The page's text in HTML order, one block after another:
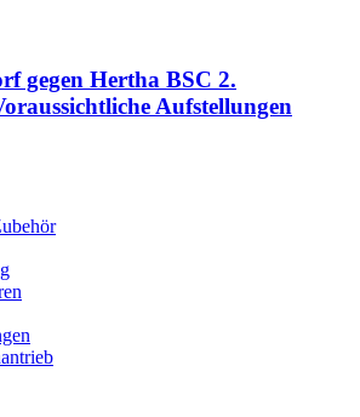
gegen Hertha BSC 2.
Aufstellungen